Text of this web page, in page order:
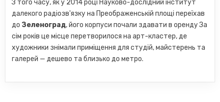
З того часу, як у 2014 році Науково-дослідний інститут
далекого радіозв'язку на Преображенській площі переїхав
доЗеленоград, його корпуси почали здавати в оренду За
сім років це місце перетворилося на арт-кластер, де
художники знімали приміщення для студій, майстерень та
галерей — дешево та близько до метро.